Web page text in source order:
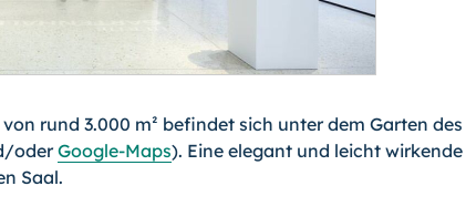
rund 3.000 m² befindet sich unter dem Garten des
oderGoogle-Maps). Eine elegant und leicht wirkende
Saal.